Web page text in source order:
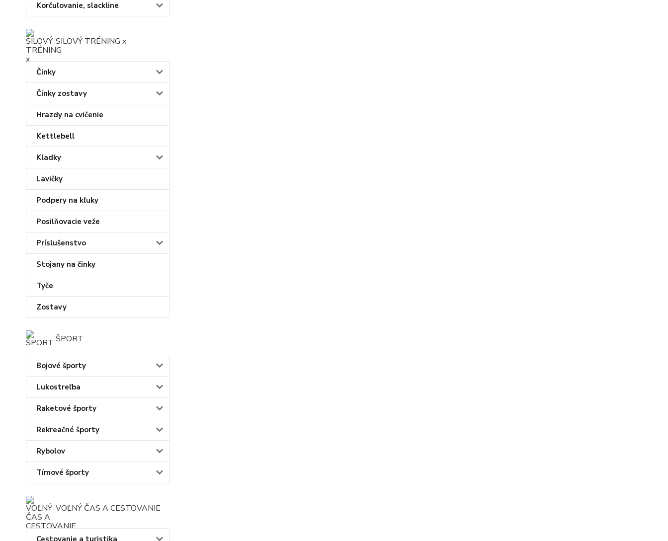
Korčuľovanie, slackline
SILOVÝ TRÉNING x
Činky
Činky zostavy
Hrazdy na cvičenie
Kettlebell
Kladky
Lavičky
Podpery na kľuky
Posilňovacie veže
Príslušenstvo
Stojany na činky
Tyče
Zostavy
ŠPORT
Bojové športy
Lukostreľba
Raketové športy
Rekreačné športy
Rybolov
Tímové športy
VOĽNÝ ČAS A CESTOVANIE
Cestovanie a turistika